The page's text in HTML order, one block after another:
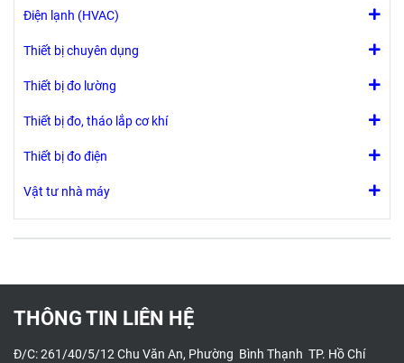
Điện lạnh (HVAC)
Thiết bị chuyên dụng
Thiết bị đo lường
Thiết bị đo, tháo lắp cơ khí
Thiết bị đo điện
Vật tư nhà máy
THÔNG TIN LIÊN HỆ
Đ/C: 261/40/5/12 Chu Văn An, Phường Bình Thạnh TP. Hồ Chí